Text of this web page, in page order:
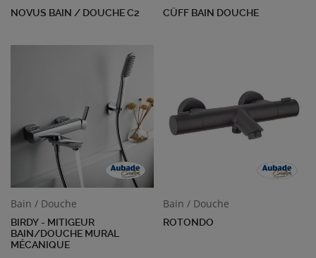
NOVUS BAIN / DOUCHE C2 CÜFF BAIN DOUCHE
Bain / Douche
BIRDY - MITIGEUR
BAIN/DOUCHE MURAL
MÉCANIQUE
Bain / Douche
ROTONDO